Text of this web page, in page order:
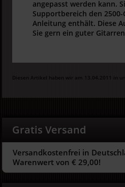
angepasst werden kann.
Supportbereich den
Anleitung enthält. Diese
Sie gern ein guter
Diesen Artikel haben wir am 13.04.2011 in
Gratis Versand
Versandkostenfrei in
Warenwert von € 29,00!